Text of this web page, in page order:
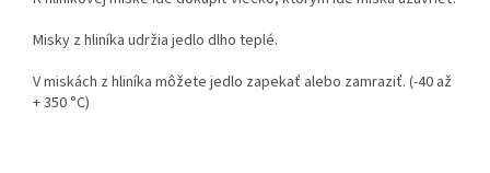
Misky z hliníka udržia jedlo dlho teplé.
V miskách z hliníka môžete jedlo zapekať alebo zamraziť. (-40 až
+ 350 °C)